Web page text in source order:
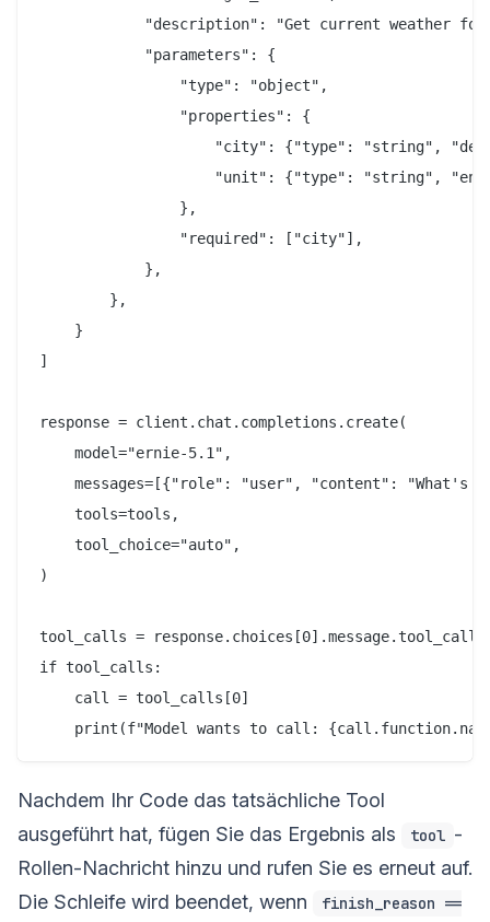
"description": "Get current weather
            "parameters": {
                "type": "object",
                "properties": {
"city": {"type": "string",
"unit": {"type": "string",
                },
                "required": ["city"],
            },
        },
    }
]
response = client.chat.completions.create(
    model="ernie-5.1",
messages=[{"role": "user", "content": "What's
    tools=tools,
    tool_choice="auto",
)
tool_calls = response.choices[0].message.tool_calls
if tool_calls:
    call = tool_calls[0]
Nachdem Ihr Code das tatsächliche Tool
ausgeführt hat, fügen Sie das Ergebnis als
tool -
Rollen-Nachricht hinzu und rufen Sie es erneut auf.
Die Schleife wird beendet, wenn
finish_reason ==